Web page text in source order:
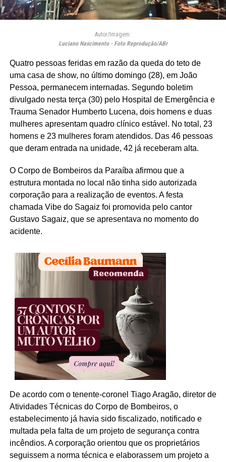
Autor/Imagem:
Luciano Nascimento - Foto Reprodução/ABr
Quatro pessoas feridas em razão da queda do teto de
uma casa de show, no último domingo (28), em João
Pessoa, permanecem internadas. Segundo boletim
divulgado nesta terça (30) pelo Hospital de Emergência e
Trauma Senador Humberto Lucena, dois homens e duas
mulheres apresentam quadro clínico estável. No total, 23
homens e 23 mulheres foram atendidos. Das 46 pessoas
que deram entrada na unidade, 42 já receberam alta.
O Corpo de Bombeiros da Paraíba afirmou que a
estrutura montada no local não tinha sido autorizada
corporação para a realização de eventos. A festa
chamada Vibe do Sagaiz foi promovida pelo cantor
Gustavo Sagaiz, que se apresentava no momento do
acidente.
De acordo com o tenente-coronel Tiago Aragão, diretor de
Atividades Técnicas do Corpo de Bombeiros, o
estabelecimento já havia sido fiscalizado, notificado e
multada pela falta de um projeto de segurança contra
incêndios. A corporação orientou que os proprietários
seguissem a norma técnica e elaborassem um projeto a